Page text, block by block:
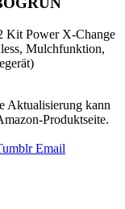
Kit Power X-Change
Mulchfunktion,
Aktualisierung kann
Produktseite.
Email